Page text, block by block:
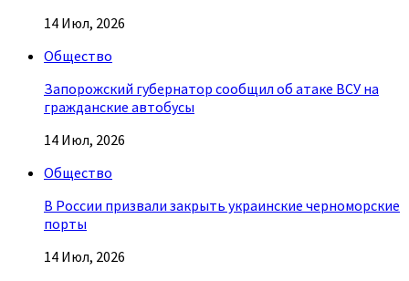
14 Июл, 2026
Общество
Запорожский губернатор сообщил об атаке ВСУ на
гражданские автобусы
14 Июл, 2026
Общество
В России призвали закрыть украинские черноморские
порты
14 Июл, 2026